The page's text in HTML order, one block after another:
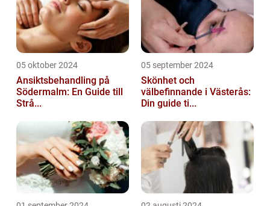
05 oktober 2024
Ansiktsbehandling på
Södermalm: En Guide till
Strå...
05 september 2024
Skönhet och
välbefinnande i Västerås:
Din guide ti...